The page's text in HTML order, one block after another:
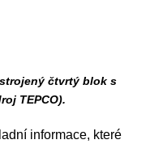
čtvrtý blok s
TEPCO).
informace, které